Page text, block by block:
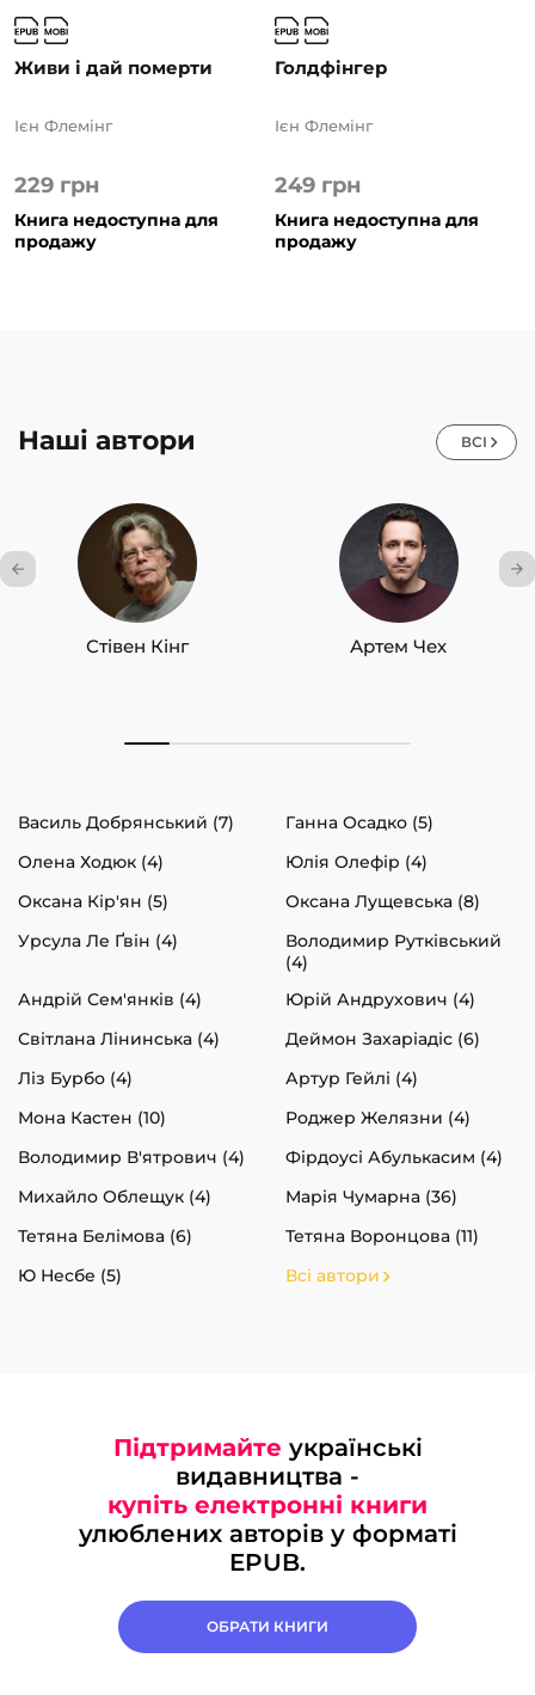
Живи і дай померти
229 грн
Ієн Флемінг
Книга недоступна для
продажу
Голдфінгер
249 грн
Ієн Флемінг
Книга недоступна для
продажу
Наші автори ВСІ
Стівен Кінг Артем Чех
Василь Добрянський (7)
Ганна Осадко (5)
Олена Ходюк (4)
Юлія Олефір (4)
Оксана Кір'ян (5)
Оксана Лущевська (8)
Урсула Ле Ґвін (4)
Володимир Рутківський
(4)
Андрій Сем'янків (4)
Юрій Андрухович (4)
Світлана Лінинська (4)
Деймон Захаріадіс (6)
Ліз Бурбо (4)
Артур Гейлі (4)
Мона Кастен (10)
Роджер Желязни (4)
Володимир В'ятрович (4)
Фірдоусі Абулькасим (4)
Михайло Облещук (4)
Марія Чумарна (36)
Тетяна Белімова (6)
Тетяна Воронцова (11)
Ю Несбе (5)
Всі автори
Підтримайте українські
видавництва -
купіть електронні книги
улюблених авторів у форматі
EPUB.
ОБРАТИ КНИГИ